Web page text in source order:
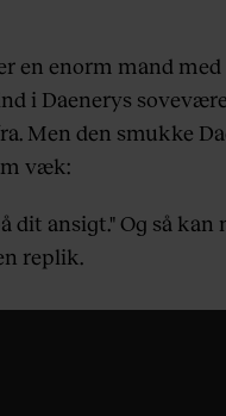
en enorm mand
i Daenerys
Men den smukke
væk:
dit ansigt." Og så
replik.